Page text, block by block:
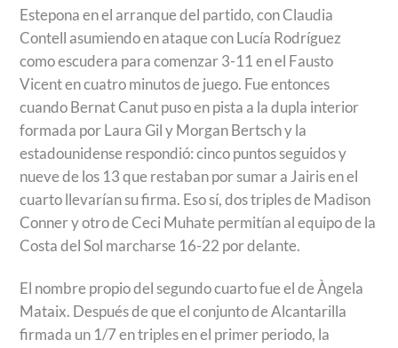
Estepona en el arranque del partido, con Claudia
Contell asumiendo en ataque con Lucía Rodríguez
como escudera para comenzar 3-11 en el Fausto
Vicent en cuatro minutos de juego. Fue entonces
cuando Bernat Canut puso en pista a la dupla interior
formada por Laura Gil y Morgan Bertsch y la
estadounidense respondió: cinco puntos seguidos y
nueve de los 13 que restaban por sumar a Jairis en el
cuarto llevarían su firma. Eso sí, dos triples de Madison
Conner y otro de Ceci Muhate permitían al equipo de la
Costa del Sol marcharse 16-22 por delante.
El nombre propio del segundo cuarto fue el de Àngela
Mataix. Después de que el conjunto de Alcantarilla
firmada un 1/7 en triples en el primer periodo, la